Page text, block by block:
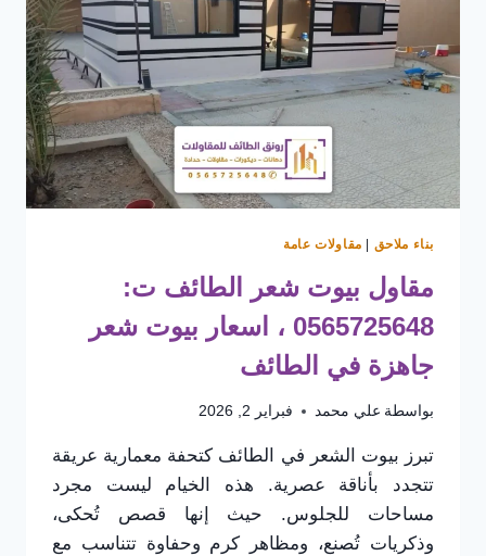
اسمنت
بورد
بالطائف
بناء ملاحق مقاولات عامة
مقاول بيوت شعر الطائف ت:
0565725648 ، اسعار بيوت شعر
جاهزة في الطائف
بواسطة علي محمد فبراير 2, 2026
تبرز بيوت الشعر في الطائف كتحفة معمارية عريقة
تتجدد بأناقة عصرية. هذه الخيام ليست مجرد
مساحات للجلوس. حيث إنها قصص تُحكى،
وذكريات تُصنع، ومظاهر كرم وحفاوة تتناسب مع